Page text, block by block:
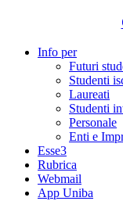
Info per
Futuri
Studenti
Laureati
Studenti
Personale
Enti e
Esse3
Rubrica
Webmail
App Uniba